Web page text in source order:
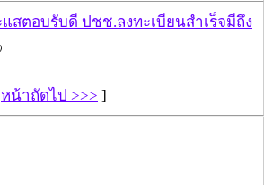
แสตอบรับดี ปชช.ลงทะเบียนสำเร็จมีถึง
หน้าถัดไป >>> ]